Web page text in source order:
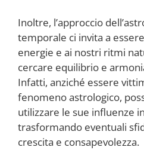
Inoltre, l’approccio
temporale ci invita a
energie e ai nostri ritmi
cercare equilibrio e
Infatti, anziché essere
fenomeno astrologico,
utilizzare le sue influenze
trasformando eventuali
crescita e consapevolezza.